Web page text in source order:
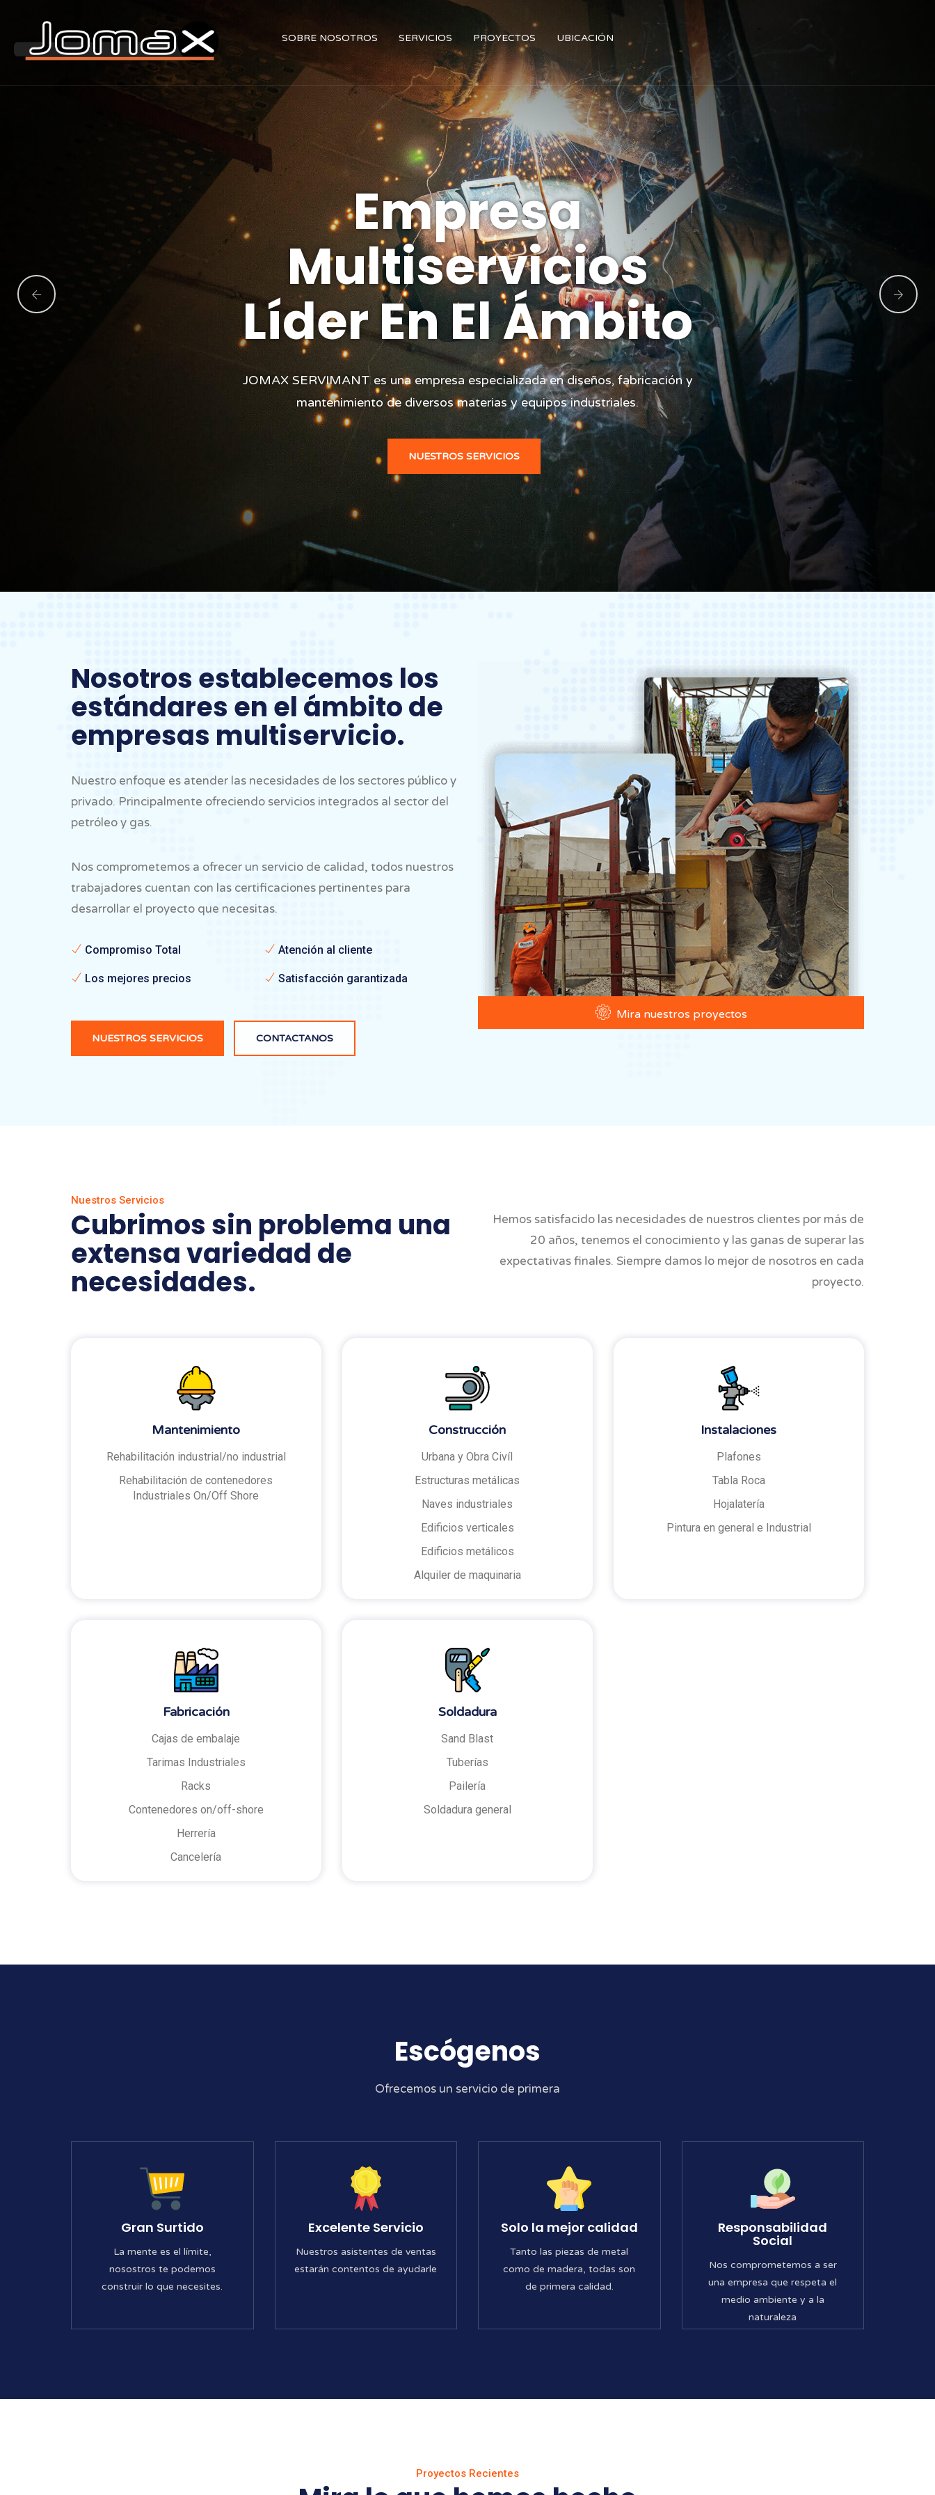
SOBRE NOSOTROS SERVICIOS PROYECTOS UBICACIÓN
Empresa
Multiservicios
En El Ámbito
JOMAX SERVIMANT es una empresa especializada en diseños, fabricación y
mantenimiento de diversos materias y equipos industriales.
NUESTROS SERVICIOS
Nuestra
Experiencia Nos
Avala
Hemos desarrollado diversos proyectos y todos nuestros clientes han quedado
100% satisfechos.
NUESTROS SERVICIOS
Empresa
Multiservicios
Líder En El
JOMAX SERVIMANT es una empresa especializada en diseños, fabricación y
mantenimiento de diversos materias y equipos industriales.
NUESTROS SERVICIOS
Nosotros establecemos los
estándares en el ámbito de
empresas multiservicio.
Nuestro enfoque es atender las necesidades de los sectores público y
privado. Principalmente ofreciendo servicios integrados al sector del
petróleo y gas.
Nos comprometemos a ofrecer un servicio de calidad, todos nuestros
trabajadores cuentan con las certificaciones pertinentes para
desarrollar el proyecto que necesitas.
Compromiso Total
Los mejores precios
Atención al cliente
Satisfacción garantizada
NUESTROS SERVICIOS CONTACTANOS
Mira nuestros proyectos
Nuestros Servicios
Cubrimos sin problema una
extensa variedad de
necesidades.
Hemos satisfacido las necesidades de nuestros clientes por más de
20 años, tenemos el conocimiento y las ganas de superar las
expectativas finales. Siempre damos lo mejor de nosotros en cada
proyecto.
Mantenimiento
Rehabilitación industrial/no industrial
Rehabilitación de contenedores
Industriales On/Off Shore
Construcción
Urbana y Obra Civíl
Estructuras metálicas
Naves industriales
Edificios verticales
Edificios metálicos
Alquiler de maquinaria
Instalaciones
Plafones
Tabla Roca
Hojalatería
Pintura en general e Industrial
Fabricación
Cajas de embalaje
Tarimas Industriales
Racks
Contenedores on/off-shore
Herrería
Cancelería
Soldadura
Sand Blast
Tuberías
Pailería
Soldadura general
Escógenos
Ofrecemos un servicio de primera
Gran Surtido
La mente es el límite,
nosostros te podemos
construir lo que necesites.
Excelente Servicio
Nuestros asistentes de ventas
estarán contentos de ayudarle
Solo la mejor calidad
Tanto las piezas de metal
como de madera, todas son
de primera calidad.
Responsabilidad
Social
Nos comprometemos a ser
una empresa que respeta el
medio ambiente y a la
naturaleza
Proyectos Recientes